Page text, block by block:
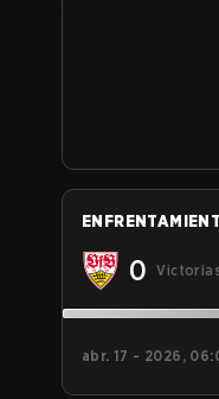
0
abr. 17 - 2026,